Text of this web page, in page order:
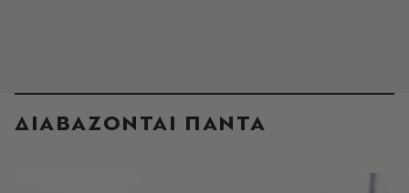
ΔΙΑΒΑΖΟΝΤΑΙ ΠΑΝΤΑ